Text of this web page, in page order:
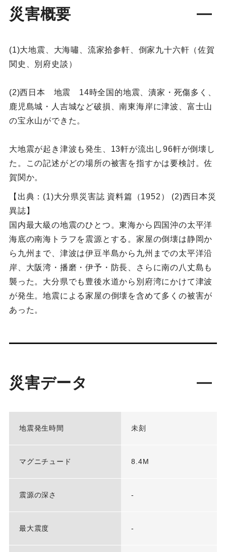
災害概要
(1)大地震、大海嘯、流家拾参軒、倒家九十六軒（佐賀
関史、別府史談）
(2)西日本 地震 14時全国的地震、潰家・死傷多く、
鹿児島城・人吉城など破損、南東海岸に津波、富士山
の宝永山ができた。
大地震が起き津波も発生、13軒が流出し96軒が倒壊し
た。この記述がどの場所の被害を指すかは要検討。佐
賀関か。
【出典：(1)大分県災害誌 資料篇（1952） (2)西日本災
異誌】
国内最大級の地震のひとつ。東海から四国沖の太平洋
海底の南海トラフを震源とする。家屋の倒壊は静岡か
ら九州まで、津波は伊豆半島から九州までの太平洋沿
岸、大阪湾・播磨・伊予・防長、さらに南の八丈島も
襲った。大分県でも豊後水道から別府湾にかけて津波
が発生。地震による家屋の倒壊を含めて多くの被害が
あった。
災害データ
地震発生時間 未刻
マグニチュード 8.4M
震源の深さ -
最大震度 -